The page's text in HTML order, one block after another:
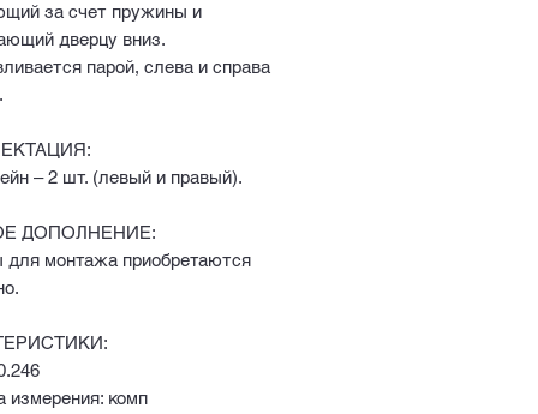
за счет пружины и
дверцу вниз.
парой, слева и справа
– 2 шт. (левый и правый).
ДОПОЛНЕНИЕ:
монтажа приобретаются
измерения: комп